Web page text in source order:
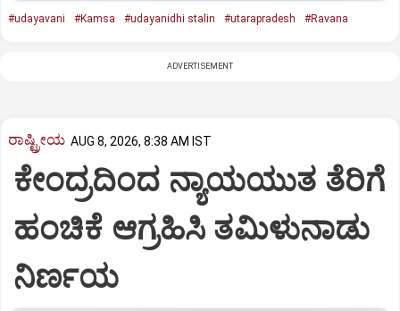
#udayavani #Kamsa #udayanidhi stalin #utarapradesh #Ravana
ADVERTISEMENT
ರಾಷ್ಟ್ರೀಯ AUG 8, 2026, 8:38 AM IST
ಕೇಂದ್ರದಿಂದ ನ್ಯಾಯಯುತ ತೆರಿಗೆ
ಹಂಚಿಕೆ ಆಗ್ರಹಿಸಿ ತಮಿಳುನಾಡು
ನಿರ್ಣಯ